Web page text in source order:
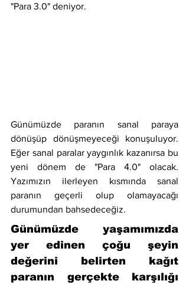
"Para 3.0" deniyor.
Günümüzde paranın sanal paraya
dönüşüp dönüşmeyeceği konuşuluyor.
Eğer sanal paralar yaygınlık kazanırsa bu
yeni dönem de "Para 4.0" olacak.
Yazımızın ilerleyen kısmında sanal
paranın geçerli olup olamayacağı
durumundan bahsedeceğiz.
Günümüzde yaşamımızda
yer edinen çoğu şeyin
değerini belirten kağıt
paranın gerçekte karşılığı